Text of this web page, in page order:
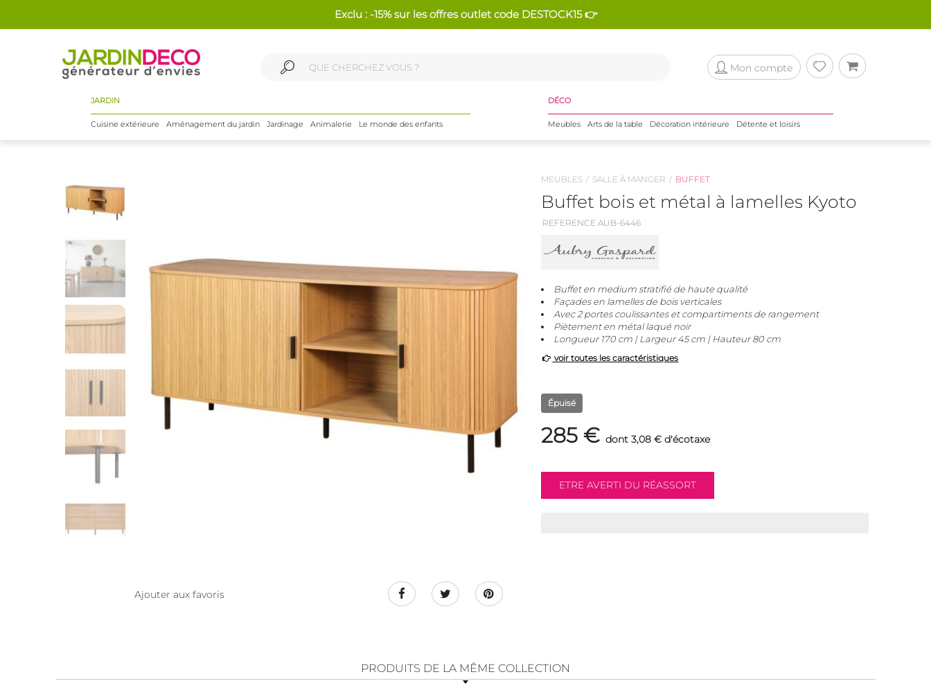
Exclu : -15% sur les offres outlet code DESTOCK15 👉
Mon compte
JARDIN
Cuisine extérieure Aménagement du jardin Jardinage Animalerie Le monde des enfants
DÉCO
Meubles Arts de la table Décoration intérieure Détente et loisirs
Ajouter aux favoris
MEUBLES SALLE À MANGER BUFFET
Buffet bois et métal à lamelles Kyoto
REFERENCE AUB-6446
Buffet en medium stratifié de haute qualité
Façades en lamelles de bois verticales
Avec 2 portes coulissantes et compartiments de rangement
Piètement en métal laqué noir
Longueur 170 cm | Largeur 45 cm | Hauteur 80 cm
voir toutes les caractéristiques
Épuisé
285 € dont 3,08 € d'écotaxe
PRODUITS DE LA MÊME COLLECTION